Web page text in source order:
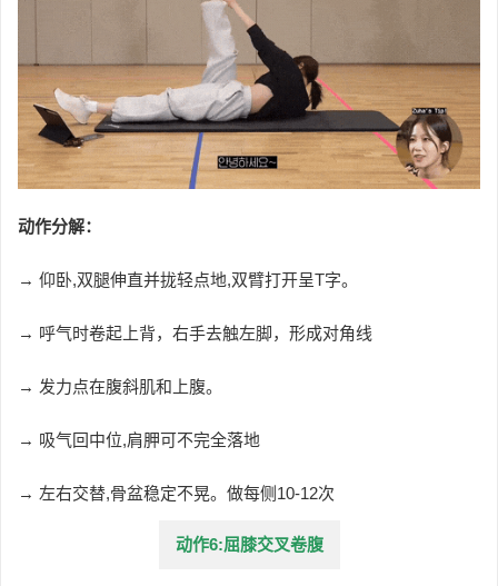
动作分解：
→ 仰卧,双腿伸直并拢轻点地,双臂打开呈T字。
→ 呼气时卷起上背，右手去触左脚，形成对角线
→ 发力点在腹斜肌和上腹。
→ 吸气回中位,肩胛可不完全落地
→ 左右交替,骨盆稳定不晃。做每侧10-12次
动作6:屈膝交叉卷腹